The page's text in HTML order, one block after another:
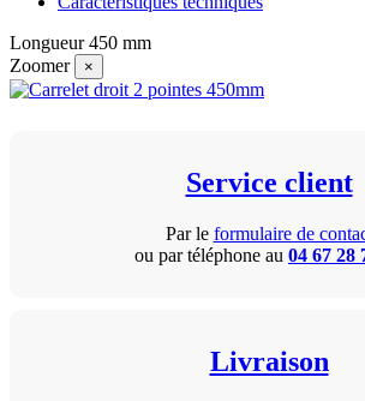
Longueur 450 mm
Zoomer
×
Service client
Par le formulaire de
ou par téléphone au 04 67 28
Livraison